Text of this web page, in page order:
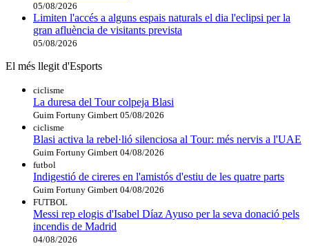
05/08/2026
Limiten l'accés a alguns espais naturals el dia l'eclipsi per la
gran afluència de visitants prevista
05/08/2026
El més llegit d'Esports
ciclisme
La duresa del Tour colpeja Blasi
Guim Fortuny Gimbert 05/08/2026
ciclisme
Blasi activa la rebel·lió silenciosa al Tour: més nervis a l'UAE
Guim Fortuny Gimbert 04/08/2026
futbol
Indigestió de cireres en l'amistós d'estiu de les quatre parts
Guim Fortuny Gimbert 04/08/2026
FUTBOL
Messi rep elogis d'Isabel Díaz Ayuso per la seva donació pels
incendis de Madrid
04/08/2026